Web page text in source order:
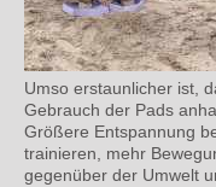
Umso erstaunlicher ist,
Gebrauch der Pads
Größere Entspannung
trainieren, mehr
gegenüber der Umwelt